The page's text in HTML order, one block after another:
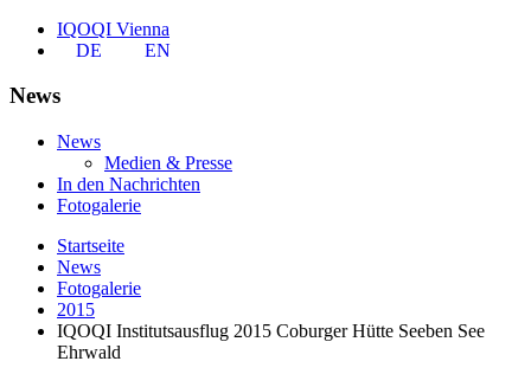
IQOQI Vienna
DE
EN
News
News
Medien & Presse
In den Nachrichten
Fotogalerie
Startseite
News
Fotogalerie
2015
IQOQI Institutsausflug 2015 Coburger Hütte Seeben See
Ehrwald